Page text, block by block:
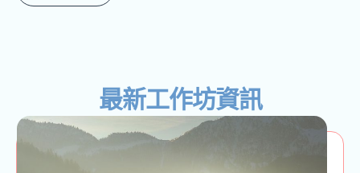
最新工作坊資訊